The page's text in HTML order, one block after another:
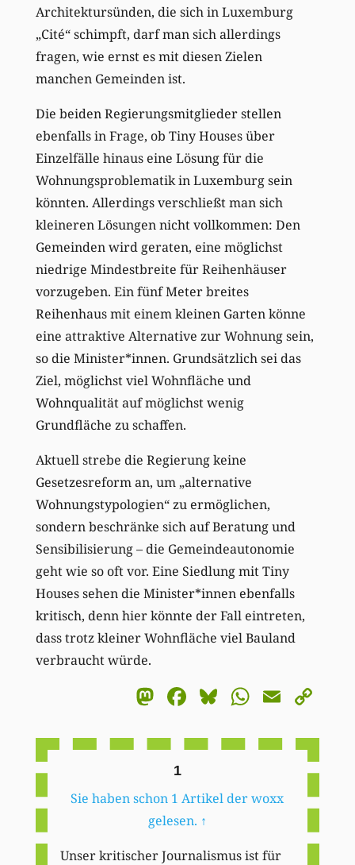
Architektursünden, die sich in Luxemburg
„Cité“ schimpft, darf man sich allerdings
fragen, wie ernst es mit diesen Zielen
manchen Gemeinden ist.
Die beiden Regierungsmitglieder stellen
ebenfalls in Frage, ob Tiny Houses über
Einzelfälle hinaus eine Lösung für die
Wohnungsproblematik in Luxemburg sein
könnten. Allerdings verschließt man sich
kleineren Lösungen nicht vollkommen: Den
Gemeinden wird geraten, eine möglichst
niedrige Mindestbreite für Reihenhäuser
vorzugeben. Ein fünf Meter breites
Reihenhaus mit einem kleinen Garten könne
eine attraktive Alternative zur Wohnung sein,
so die Minister*innen. Grundsätzlich sei das
Ziel, möglichst viel Wohnfläche und
Wohnqualität auf möglichst wenig
Grundfläche zu schaffen.
Aktuell strebe die Regierung keine
Gesetzesreform an, um „alternative
Wohnungstypologien“ zu ermöglichen,
sondern beschränke sich auf Beratung und
Sensibilisierung – die Gemeindeautonomie
geht wie so oft vor. Eine Siedlung mit Tiny
Houses sehen die Minister*innen ebenfalls
kritisch, denn hier könnte der Fall eintreten,
dass trotz kleiner Wohnfläche viel Bauland
verbraucht würde.
Mastodon
Facebook
BlueskyEmail
1
Sie haben schon 1 Artikel der woxx
gelesen. ↑
Unser kritischer Journalismus ist für